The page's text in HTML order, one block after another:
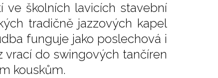
ve školních lavicích stavební
tradičně jazzových kapel
funguje jako poslechová i
vrací do swingových tančíren
kouskům.